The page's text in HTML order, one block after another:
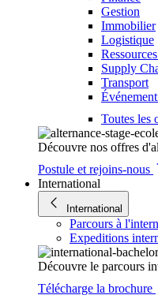
Gestion
Immobilier
Logistique
Supply
Transport
Toutes les
Découvre nos offres
Postule et rejoins-nous
International
International
Parcours à
Expeditions
Découvre le parcours
Télécharge la brochure